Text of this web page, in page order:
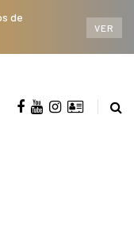
de
VER